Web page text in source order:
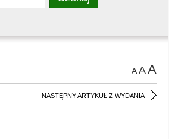
AAA
NASTĘPNY ARTYKUŁ Z WYDANIA